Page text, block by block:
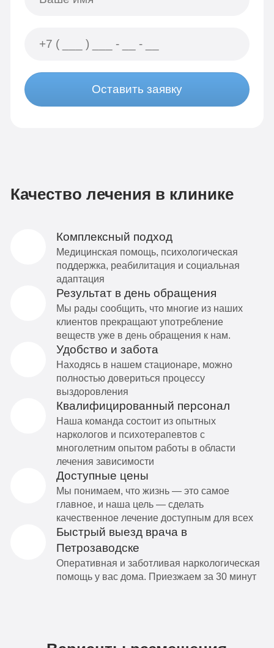
Оставить заявку
Качество лечения в клинике
Комплексный подход
Медицинская помощь, психологическая
поддержка, реабилитация и социальная
адаптация
Результат в день обращения
Мы рады сообщить, что многие из наших
клиентов прекращают употребление
веществ уже в день обращения к нам.
Удобство и забота
Находясь в нашем стационаре, можно
полностью довериться процессу
выздоровления
Квалифицированный персонал
Наша команда состоит из опытных
наркологов и психотерапевтов с
многолетним опытом работы в области
лечения зависимости
Доступные цены
Мы понимаем, что жизнь — это самое
главное, и наша цель — сделать
качественное лечение доступным для всех
Быстрый выезд врача в
Петрозаводске
Оперативная и заботливая наркологическая
помощь у вас дома. Приезжаем за 30 минут